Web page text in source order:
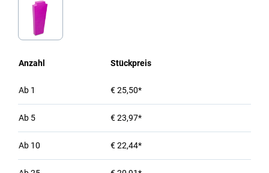
Anzahl Stückpreis
Ab 1 € 25,50*
Ab 5 € 23,97*
Ab 10 € 22,44*